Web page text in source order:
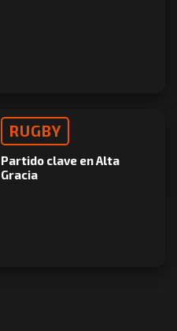
RUGBY
Partido clave en Alta
Gracia